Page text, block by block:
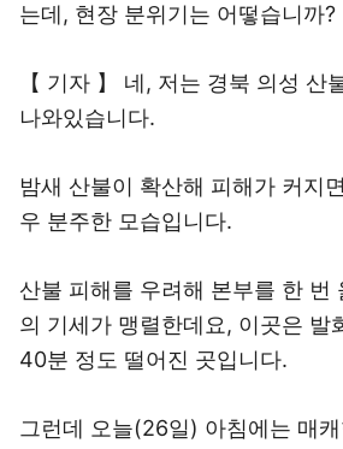
는데, 현장 분위기는 어떻습니까?
【 기자 】 네, 저는 경북 의성 산
나와있습니다.
밤새 산불이 확산해 피해가 커지
우 분주한 모습입니다.
산불 피해를 우려해 본부를 한 번
의 기세가 맹렬한데요, 이곳은 발
40분 정도 떨어진 곳입니다.
그런데 오늘(26일) 아침에는 매